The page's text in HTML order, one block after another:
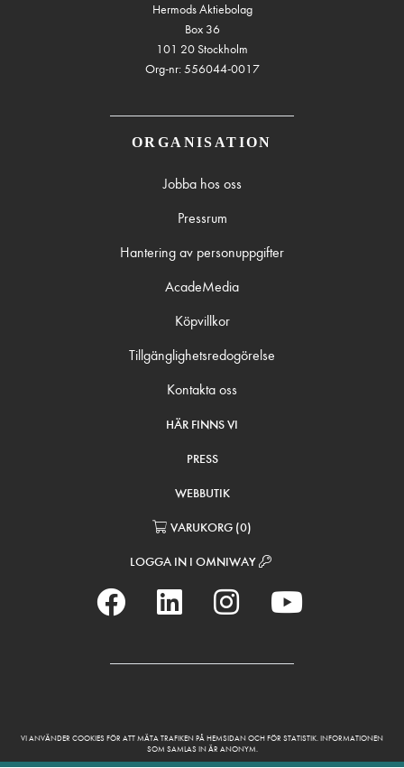
Hermods Aktiebolag
Box 36
101 20 Stockholm
Org-nr: 556044-0017
ORGANISATION
Jobba hos oss
Pressrum
Hantering av personuppgifter
AcadeMedia
Köpvillkor
Tillgänglighetsredogörelse
Kontakta oss
HÄR FINNS VI
PRESS
WEBBUTIK
VARUKORG (0)
LOGGA IN I OMNIWAY
VI ANVÄNDER COOKIES FÖR ATT MÄTA TRAFIKEN PÅ HEMSIDAN OCH FÖR STATISTIK. INFORMATIONEN
SOM SAMLAS IN ÄR ANONYM.